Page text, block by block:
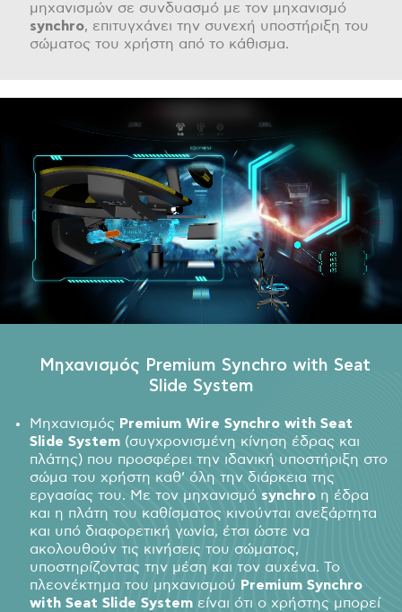
μηχανισμών σε συνδυασμό με τον μηχανισμό
synchro, επιτυγχάνει την συνεχή υποστήριξη του
σώματος του χρήστη από το κάθισμα.
Μηχανισμός Premium Synchro with Seat
Slide System
Μηχανισμός Premium Wire Synchro with Seat
Slide System (συγχρονισμένη κίνηση έδρας και
πλάτης) που προσφέρει την ιδανική υποστήριξη στο
σώμα του χρήστη καθ’ όλη την διάρκεια της
εργασίας του. Με τον μηχανισμό synchro η έδρα
και η πλάτη του καθίσματος κινούνται ανεξάρτητα
και υπό διαφορετική γωνία, έτσι ώστε να
ακολουθούν τις κινήσεις του σώματος,
υποστηρίζοντας την μέση και τον αυχένα. Το
πλεονέκτημα του μηχανισμού Premium Synchro
with Seat Slide System είναι ότι o χρήστης μπορεί